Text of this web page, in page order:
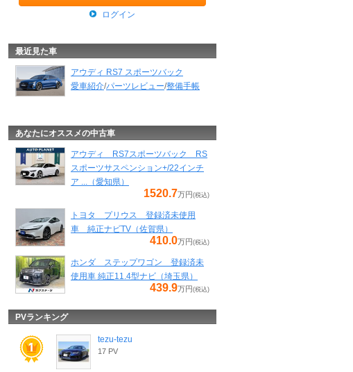
ログイン
最近見た車
アウディ RS7 スポーツバック
愛車紹介/パーツレビュー/整備手帳
あなたにオススメの中古車
アウディ RS7スポーツバック RS
スポーツサスペンション+/22インチ
ア ...（愛知県）
1520.7万円 (税込)
トヨタ プリウス 登録済未使用
車 純正ナビTV（佐賀県）
410.0万円 (税込)
ホンダ ステップワゴン 登録済未
使用車 純正11.4型ナビ（埼玉県）
439.9万円 (税込)
PVランキング
tezu-tezu
17 PV